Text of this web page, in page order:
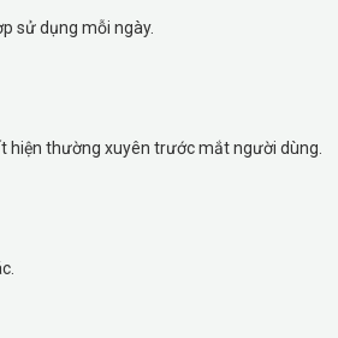
sử dụng mỗi ngày.
hiện thường xuyên trước mắt người dùng.